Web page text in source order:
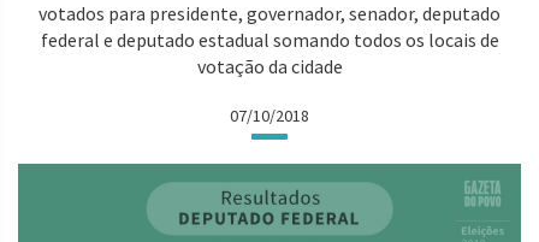
votados para presidente, governador, senador, deputado
federal e deputado estadual somando todos os locais de
votação da cidade
07/10/2018